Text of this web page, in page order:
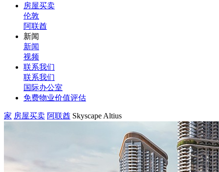
房屋买卖
伦敦
阿联酋
新闻
新闻
视频
联系我们
联系我们
国际办公室
免费物业价值评估
家 房屋买卖 阿联酋 Skyscape Altius